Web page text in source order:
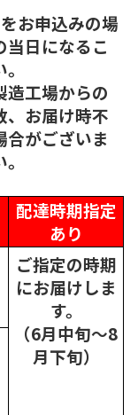
お申込みの場
日になるこ
工場からの
、お届け時不
がございま
配達時期指定
あり
ご指定の時期
にお届けしま
す。
（6月中旬～8
月下旬）